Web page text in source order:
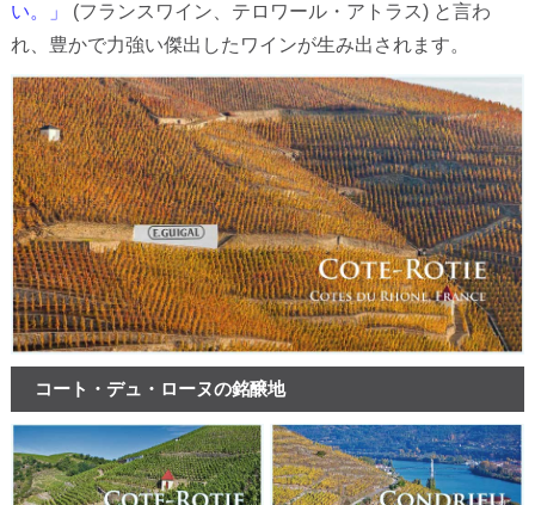
い。」
(フランスワイン、テロワール・アトラス) と言わ
れ、豊かで力強い傑出したワインが生み出されます。
コート・デュ・ローヌの銘醸地